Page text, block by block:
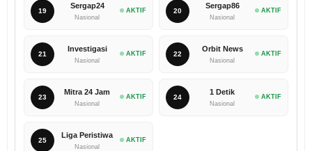
19
Sergap24
Nasional
AKTIF 20
Sergap86
Nasional
AKTIF
21
Investigasi
Nasional
AKTIF 22
Orbit News
Nasional
AKTIF
23
Mitra 24 Jam
Nasional
AKTIF 24
1 Detik
Nasional
AKTIF
25
Liga Peristiwa
Nasional
AKTIF